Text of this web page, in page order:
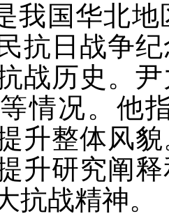
我国华北
抗日战争
战历史。
情况。他
升整体风
升研究阐
抗战精神。